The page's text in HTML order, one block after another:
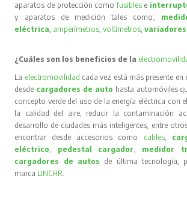
aparatos de protección comofusibles e
y aparatos de medición tales como;
eléctrica, amperímetros,voltímetros,
¿Cuáles son los beneficios de la
La electromovilidad cada vez está más presente
desde cargadores de auto hasta automóviles
concepto verde del uso de la energía eléctrica con
la calidad del aire, reducir la contaminación
desarrollo de ciudades más inteligentes, entre
encontrar desde accesorios como cables,
eléctrico, pedestal cargador, medidor
cargadores de autos de última tecnología,
marca LINCHR.